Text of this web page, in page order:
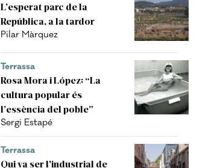
L’esperat parc de la
República, a la tardor
Pilar Màrquez
Terrassa
Rosa Mora i López: “La
cultura popular és
l’essència del poble”
Sergi Estapé
Terrassa
Qui va ser l'industrial de